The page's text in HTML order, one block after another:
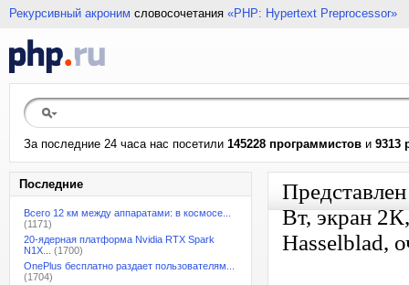
Рекурсивный акроним словосочетания «PHP: Hypertext Preprocessor»
За последние 24 часа нас посетили 145228 программистов и 9313
Последние
Всего 12 км между аппаратами: в космосе...
(1171)
20-ядерная платформа Nvidia RTX Spark
N1X...
(1700)
OnePlus бесплатно раздает пользователям...
(1704)
Вт, экран
Hasselblad,